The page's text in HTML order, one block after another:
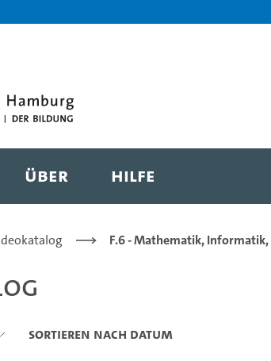
Über Hilfe
F.6 - Mathematik,
Sortieren nach Datum